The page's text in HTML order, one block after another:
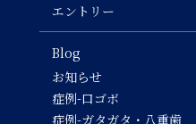
エントリー
Blog
お知らせ
症例-口ゴボ
症例-ガタガタ・八重歯